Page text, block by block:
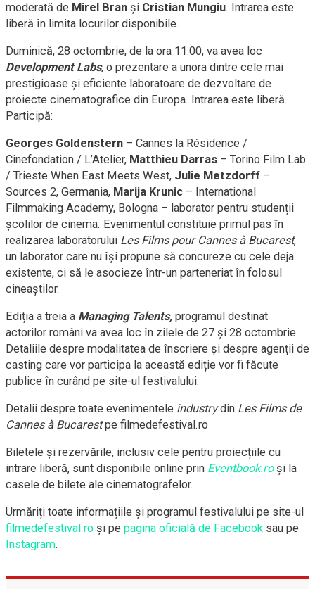
moderată de Mirel Bran și Cristian Mungiu. Intrarea este
liberă în limita locurilor disponibile.
Duminică, 28 octombrie, de la ora 11:00, va avea loc
Development Labs, o prezentare a unora dintre cele mai
prestigioase și eficiente laboratoare de dezvoltare de
proiecte cinematografice din Europa. Intrarea este liberă.
Participă:
Georges Goldenstern – Cannes la Résidence /
Cinefondation / L’Atelier, Matthieu Darras – Torino Film Lab
/ Trieste When East Meets West, Julie Metzdorff –
Sources 2, Germania, Marija Krunic – International
Filmmaking Academy, Bologna – laborator pentru studenții
școlilor de cinema. Evenimentul constituie primul pas în
realizarea laboratorului Les Films pour CannesàBucarest,
un laborator care nu își propune să concureze cu cele deja
existente, ci să le asocieze într-un parteneriat în folosul
cineaștilor.
Ediția a treia a Managing Talents, programul destinat
actorilor români va avea loc în zilele de 27 și 28 octombrie.
Detaliile despre modalitatea de înscriere și despre agenții de
casting care vor participa la această ediție vor fi făcute
publice în curând pe site-ul festivalului.
Detalii despre toate evenimentele industrydin Les Films de
Cannes à Bucarestpe filmedefestival.ro
Biletele și rezervările, inclusiv cele pentru proiecțiile cu
intrare liberă, sunt disponibile online prin Eventbook.roși la
casele de bilete ale cinematografelor.
Urmăriți toate informațiile și programul festivalului pe site-ul
filmedefestival.ro și pe pagina oficială de Facebook sau pe
Instagram.